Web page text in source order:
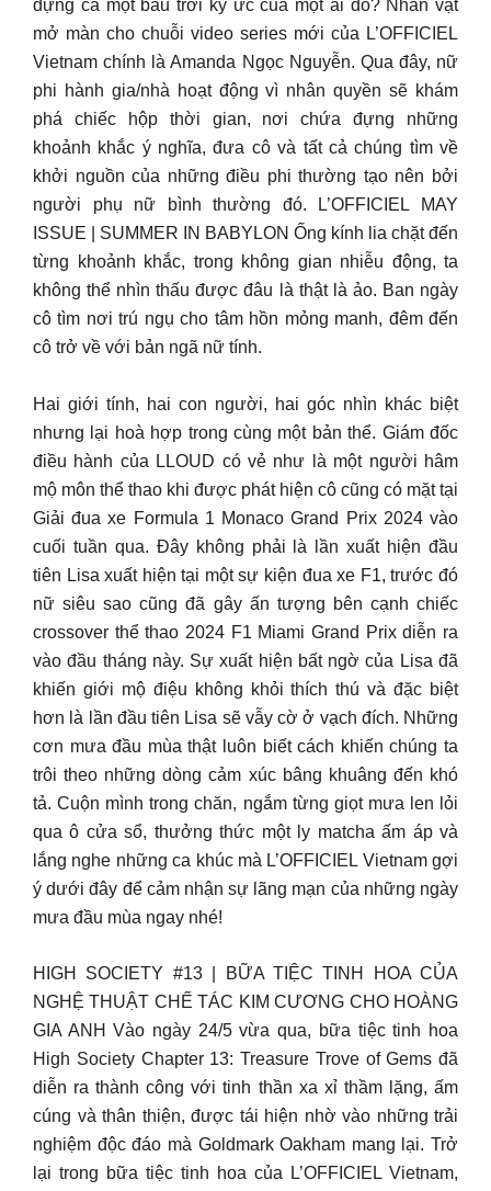
đựng cả một bầu trời ký ức của một ai đó? Nhân vật
mở màn cho chuỗi video series mới của L’OFFICIEL
Vietnam chính là Amanda Ngọc Nguyễn. Qua đây, nữ
phi hành gia/nhà hoạt động vì nhân quyền sẽ khám
phá chiếc hộp thời gian, nơi chứa đựng những
khoảnh khắc ý nghĩa, đưa cô và tất cả chúng tìm về
khởi nguồn của những điều phi thường tạo nên bởi
người phụ nữ bình thường đó. L’OFFICIEL MAY
ISSUE | SUMMER IN BABYLON Ống kính lia chặt đến
từng khoảnh khắc, trong không gian nhiễu động, ta
không thể nhìn thấu được đâu là thật là ảo. Ban ngày
cô tìm nơi trú ngụ cho tâm hồn mỏng manh, đêm đến
cô trở về với bản ngã nữ tính.
Hai giới tính, hai con người, hai góc nhìn khác biệt
nhưng lại hoà hợp trong cùng một bản thể. Giám đốc
điều hành của LLOUD có vẻ như là một người hâm
mộ môn thể thao khi được phát hiện cô cũng có mặt tại
Giải đua xe Formula 1 Monaco Grand Prix 2024 vào
cuối tuần qua. Đây không phải là lần xuất hiện đầu
tiên Lisa xuất hiện tại một sự kiện đua xe F1, trước đó
nữ siêu sao cũng đã gây ấn tượng bên cạnh chiếc
crossover thể thao 2024 F1 Miami Grand Prix diễn ra
vào đầu tháng này. Sự xuất hiện bất ngờ của Lisa đã
khiến giới mộ điệu không khỏi thích thú và đặc biệt
hơn là lần đầu tiên Lisa sẽ vẫy cờ ở vạch đích. Những
cơn mưa đầu mùa thật luôn biết cách khiến chúng ta
trôi theo những dòng cảm xúc bâng khuâng đến khó
tả. Cuộn mình trong chăn, ngắm từng giọt mưa len lỏi
qua ô cửa sổ, thưởng thức một ly matcha ấm áp và
lắng nghe những ca khúc mà L’OFFICIEL Vietnam gợi
ý dưới đây để cảm nhận sự lãng mạn của những ngày
mưa đầu mùa ngay nhé!
HIGH SOCIETY #13 | BỮA TIỆC TINH HOA CỦA
NGHỆ THUẬT CHẾ TÁC KIM CƯƠNG CHO HOÀNG
GIA ANH Vào ngày 24/5 vừa qua, bữa tiệc tinh hoa
High Society Chapter 13: Treasure Trove of Gems đã
diễn ra thành công với tinh thần xa xỉ thầm lặng, ấm
cúng và thân thiện, được tái hiện nhờ vào những trải
nghiệm độc đáo mà Goldmark Oakham mang lại. Trở
lại trong bữa tiệc tinh hoa của L’OFFICIEL Vietnam,